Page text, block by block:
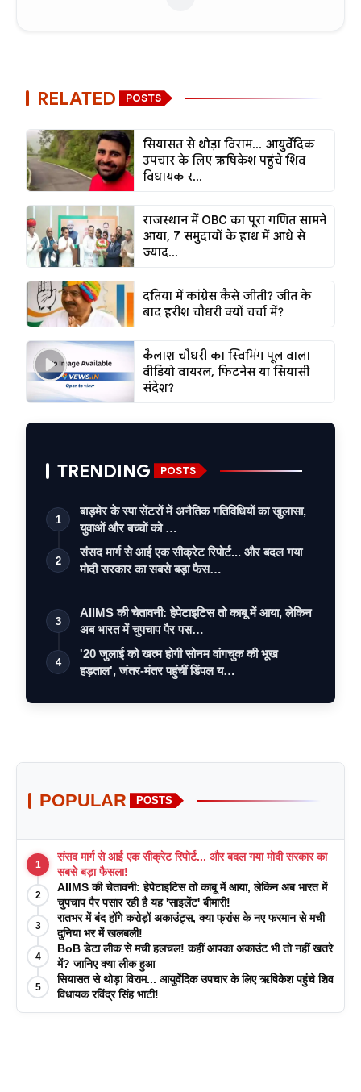
RELATED POSTS
सियासत से थोड़ा विराम... आयुर्वेदिक
उपचार के लिए ऋषिकेश पहुंचे शिव
विधायक र...
राजस्थान में OBC का पूरा गणित सामने
आया, 7 समुदायों के हाथ में आधे से
ज्याद...
दतिया में कांग्रेस कैसे जीती? जीत के
बाद हरीश चौधरी क्यों चर्चा में?
कैलाश चौधरी का स्विमिंग पूल वाला
वीडियो वायरल, फिटनेस या सियासी
संदेश?
TRENDING POSTS
1
बाड़मेर के स्पा सेंटरों में अनैतिक गतिविधियों का खुलासा,
युवाओं और बच्चों को …
2
संसद मार्ग से आई एक सीक्रेट रिपोर्ट... और बदल गया
मोदी सरकार का सबसे बड़ा फैस…
3
AIIMS की चेतावनी: हेपेटाइटिस तो काबू में आया, लेकिन
अब भारत में चुपचाप पैर पस…
4
'20 जुलाई को खत्म होगी सोनम वांगचुक की भूख
हड़ताल', जंतर-मंतर पहुंचीं डिंपल य…
POPULAR POSTS
1
संसद मार्ग से आई एक सीक्रेट रिपोर्ट... और बदल गया मोदी सरकार का
सबसे बड़ा फैसला!
2
AIIMS की चेतावनी: हेपेटाइटिस तो काबू में आया, लेकिन अब भारत में
चुपचाप पैर पसार रही है यह 'साइलेंट' बीमारी!
3
रातभर में बंद होंगे करोड़ों अकाउंट्स, क्या फ्रांस के नए फरमान से मची
दुनिया भर में खलबली!
4
BoB डेटा लीक से मची हलचल! कहीं आपका अकाउंट भी तो नहीं खतरे
में? जानिए क्या लीक हुआ
5
सियासत से थोड़ा विराम... आयुर्वेदिक उपचार के लिए ऋषिकेश पहुंचे शिव
विधायक रविंद्र सिंह भाटी!